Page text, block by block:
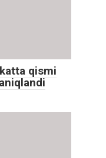
qismi